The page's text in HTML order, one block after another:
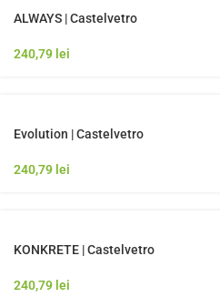
ALWAYS | Castelvetro
240,79 lei
Evolution | Castelvetro
240,79 lei
KONKRETE | Castelvetro
240,79 lei